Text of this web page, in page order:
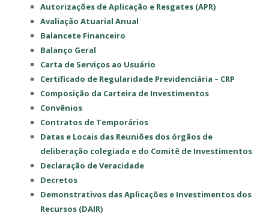
Autorizações de Aplicação e Resgates (APR)
Avaliação Atuarial Anual
Balancete Financeiro
Balanço Geral
Carta de Serviços ao Usuário
Certificado de Regularidade Previdenciária – CRP
Composição da Carteira de Investimentos
Convênios
Contratos de Temporários
Datas e Locais das Reuniões dos órgãos de
deliberação colegiada e do Comitê de Investimentos
Declaração de Veracidade
Decretos
Demonstrativos das Aplicações e Investimentos dos
Recursos (DAIR)